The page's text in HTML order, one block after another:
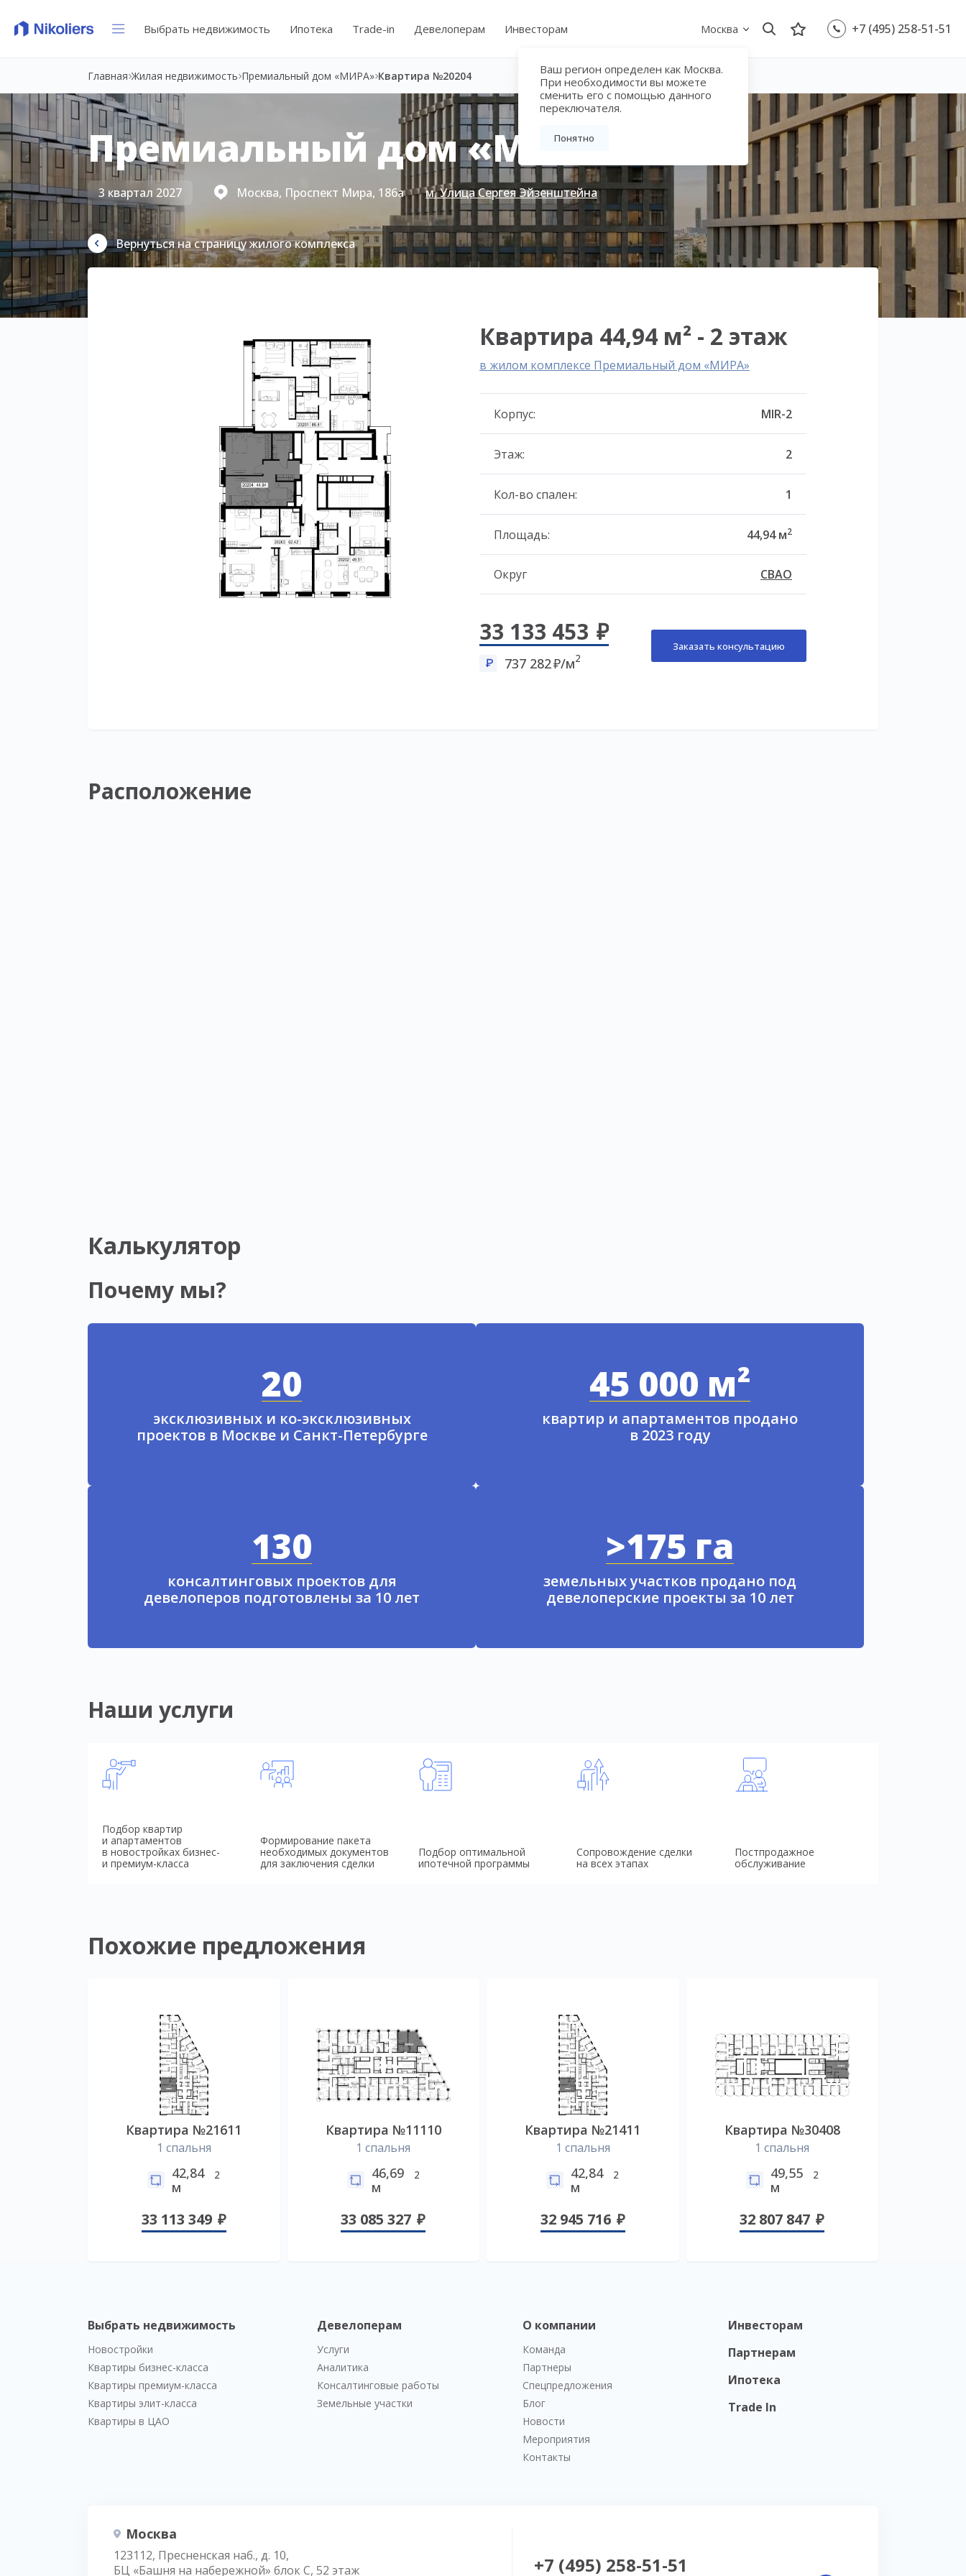
Выбрать недвижимость Ипотека Trade-in Девелоперам Инвесторам Москва
Ваш регион определен как Москва.
При необходимости вы можете
сменить его с помощью данного
переключателя.
Понятно
+7 (495) 258-51-51
Главная Жилая недвижимость Премиальный дом «МИРА» Квартира №20204
Премиальный дом «МИРА»
3 квартал 2027 Москва, Проспект Мира, 186а м. Улица Сергея Эйзенштейна
Вернуться на страницу жилого комплекса
Квартира 44,94 м² - 2 этаж
в жилом комплексе Премиальный дом «МИРА»
Корпус: MIR-2
Этаж: 2
Кол-во спален: 1
Площадь: 44,94 м2
Округ СВАО
33 133 453
737 282 /м2
Заказать консультацию
Расположение
Калькулятор
Почему мы?
20
эксклюзивных и ко-эксклюзивных
проектов в Москве и Санкт-Петербурге
45 000 м²
квартир и апартаментов продано
в 2023 году
130
консалтинговых проектов для
девелоперов подготовлены за 10 лет
>175 га
земельных участков продано под
девелоперские проекты за 10 лет
Наши услуги
Подбор квартир
и апартаментов
в новостройках бизнес-
и премиум-класса
Формирование пакета
необходимых документов
для заключения сделки
Подбор оптимальной
ипотечной программы
Сопровождение сделки
на всех этапах
Постпродажное
обслуживание
Похожие предложения
Квартира №21611
1 спальня
42,84
м
2
33 113 349
Квартира №11110
1 спальня
46,69
м
2
33 085 327
Квартира №21411
1 спальня
42,84
м
2
32 945 716
Квартира №30408
1 спальня
49,55
м
2
32 807 847
Выбрать недвижимость
Новостройки
Квартиры бизнес-класса
Квартиры премиум-класса
Квартиры элит-класса
Квартиры в ЦАО
Девелоперам
Услуги
Аналитика
Консалтинговые работы
Земельные участки
О компании
Команда
Партнеры
Спецпредложения
Блог
Новости
Мероприятия
Контакты
Инвесторам
Партнерам
Ипотека
Trade In
Москва
123112, Пресненская наб., д. 10,
БЦ «Башня на набережной» блок С, 52 этаж
+7 (495) 258-51-51